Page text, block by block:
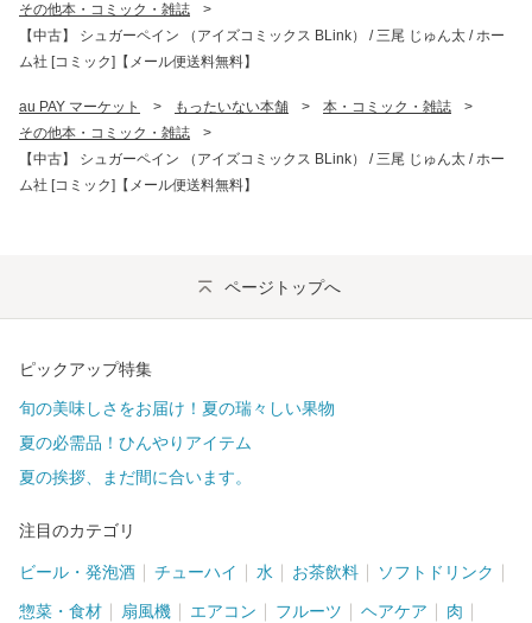
その他本・コミック・雑誌
>
【中古】 シュガーペイン （アイズコミックス BLink） / 三尾 じゅん太 / ホー
ム社 [コミック]【メール便送料無料】
au PAY マーケット > もったいない本舗 > 本・コミック・雑誌
>
その他本・コミック・雑誌
>
【中古】 シュガーペイン （アイズコミックス BLink） / 三尾 じゅん太 / ホー
ム社 [コミック]【メール便送料無料】
ページトップへ
ピックアップ特集
旬の美味しさをお届け！夏の瑞々しい果物
夏の必需品！ひんやりアイテム
夏の挨拶、まだ間に合います。
注目のカテゴリ
ビール・発泡酒 チューハイ 水 お茶飲料 ソフトドリンク
惣菜・食材 扇風機 エアコン フルーツ ヘアケア 肉